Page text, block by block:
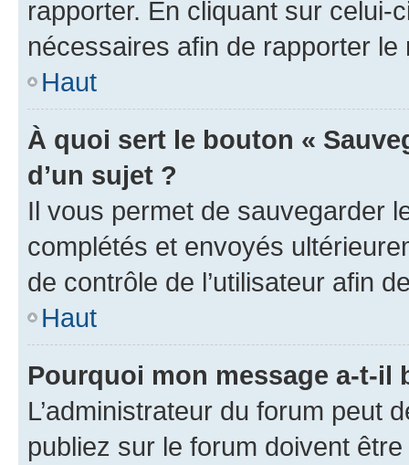
rapporter. En cliquant sur
nécessaires afin de rapporter le
Haut
À quoi sert le bouton «
d’un sujet ?
Il vous permet de sauvegarder
complétés et envoyés
de contrôle de l’utilisateur afin
Haut
Pourquoi mon message a-t-il
L’administrateur du forum peut
publiez sur le forum doivent